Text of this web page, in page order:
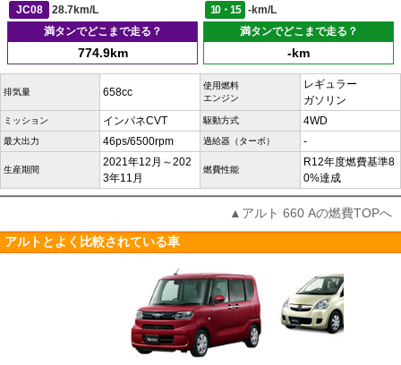
JC08
28.7km/L 10・15
-km/L
満タンでどこまで走る？
774.9km
満タンでどこまで走る？
-km
排気量 658cc
使用燃料
エンジン
レギュラー
ガソリン
ミッション インパネCVT 駆動方式 4WD
最大出力 46ps/6500rpm 過給器（ターボ） -
生産期間
2021年12月～202
3年11月
燃費性能
R12年度燃費基準8
0%達成
▲アルト 660 Aの燃費TOPへ
アルトとよく比較されている車